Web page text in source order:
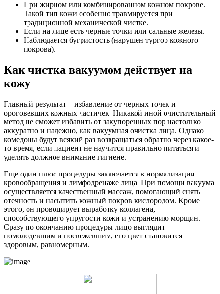
При жирном или комбинированном кожном покрове.
Такой тип кожи особенно травмируется при
традиционной механической чистке.
Если на лице есть черные точки или сальные железы.
Наблюдается бугристость (нарушен тургор кожного
покрова).
Как чистка вакуумом действует на
кожу
Главный результат – избавление от черных точек и
ороговевших кожных частичек. Никакой иной очистительный
метод не сможет избавить от закупоренных пор настолько
аккуратно и надежно, как вакуумная очистка лица. Однако
комедоны будут всякий раз возвращаться обратно через какое-
то время, если пациент не научится правильно питаться и
уделять должное внимание гигиене.
Еще один плюс процедуры заключается в нормализации
кровообращения и лимфодренаже лица. При помощи вакуума
осуществляется качественный массаж, помогающий снять
отечность и насытить кожный покров кислородом. Кроме
этого, он провоцирует выработку коллагена,
способствующего упругости кожи и устранению морщин.
Сразу по окончанию процедуры лицо выглядит
помолодевшим и посвежевшим, его цвет становится
здоровым, равномерным.